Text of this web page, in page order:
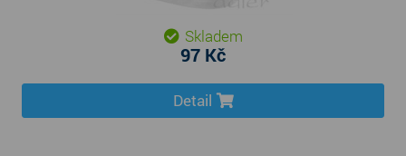
Skladem
97 Kč
Detail